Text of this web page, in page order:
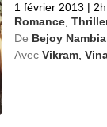
1 février 2013 |
Romance ,
De Bejoy
Avec Vikram ,